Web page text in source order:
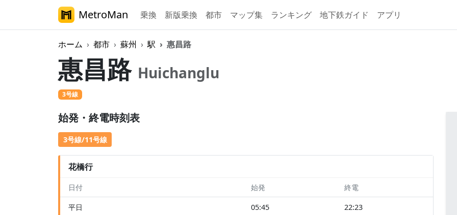
MetroMan 乗換 新版乗換 都市 マップ集 ランキング 地下鉄ガイド アプリ
ホーム 都市 蘇州 駅 惠昌路
惠昌路 Huichanglu
3号線
始発・終電時刻表
3号線/11号線
花橋行
日付 始発 終電
平日 05:45 22:23